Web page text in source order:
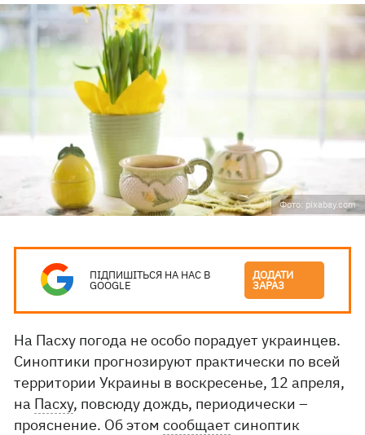
Фото: pixabay.com
ПІДПИШІТЬСЯ НА НАС В
GOOGLE
ДОДАТИ
ЗАРАЗ
На Пасху погода не особо порадует украинцев.
Синоптики прогнозируют практически по всей
территории Украины в воскресенье, 12 апреля,
на Пасху, повсюду дождь, периодически –
прояснение. Об этомсообщаетсиноптик